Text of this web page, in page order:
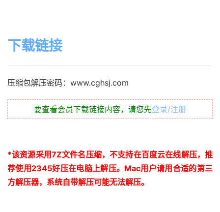
下载链接
压缩包解压密码：www.cghsj.com
要查看会员下载链接内容，请您先登录/注册
*该资源采用7Z文件名压缩，不支持在百度云在线解压，推
荐使用2345好压在电脑上解压。 Mac用户请用合适的第三
方解压器，系统自带解压可能无法解压。